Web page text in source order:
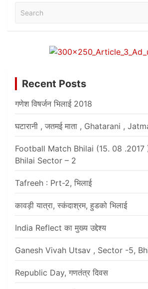
Recent Posts
गणेश विषर्जन भिलाई 2018
घटारानी , जतमई माता , Ghatarani ,
Football Match Bhilai (15. 08 .2017
Bhilai Sector – 2
Tafreeh : Prt-2, भिलाई
कावड़ी यात्रा, स्कंदाश्रम, हुडको भिलाई
India Reflect का मुख्य उद्देश्य
Ganesh Vivah Utsav , Sector -5,
Republic Day, गणतंत्र दिवस